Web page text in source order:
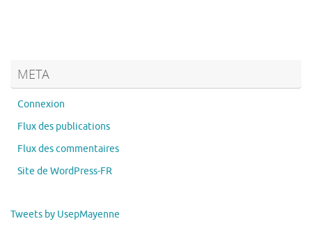
META
Connexion
Flux des publications
Flux des commentaires
Site de WordPress-FR
Tweets by UsepMayenne